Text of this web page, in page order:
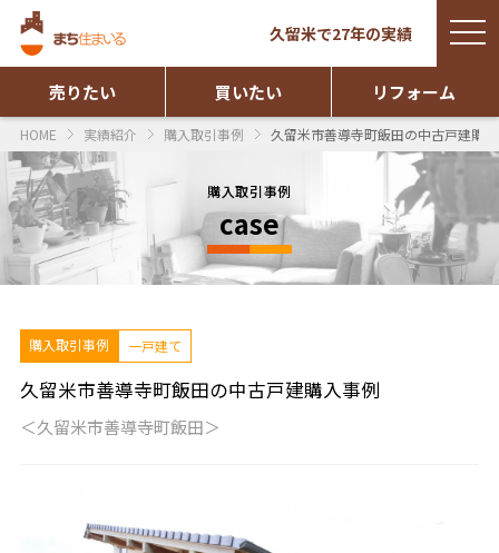
久留米で27年の実績
売りたい 買いたい リフォーム
HOME 実績紹介 購入取引事例 久留米市善導寺町飯田の中古戸建購
購入取引事例
case
購入取引事例 一戸建て
久留米市善導寺町飯田の中古戸建購入事例
＜久留米市善導寺町飯田＞